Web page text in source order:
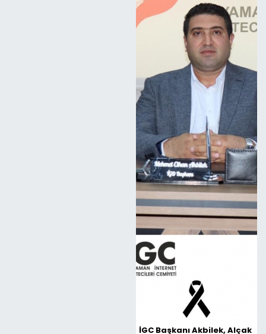
İGC Başkanı Akbilek, Alçak